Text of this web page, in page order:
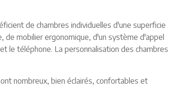
de chambres individuelles d'une superficie
de mobilier ergonomique, d'un système d'appel
le téléphone. La personnalisation des chambres
nombreux, bien éclairés, confortables et